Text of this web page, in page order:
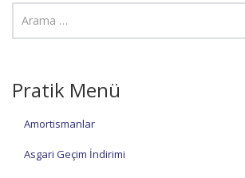
Pratik Menü
Amortismanlar
Asgari Geçim İndirimi